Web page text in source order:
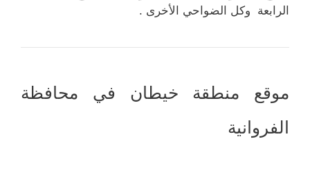
الرابعة وكل الضواحي الأخرى .
موقع منطقة خيطان في محافظة
الفروانية